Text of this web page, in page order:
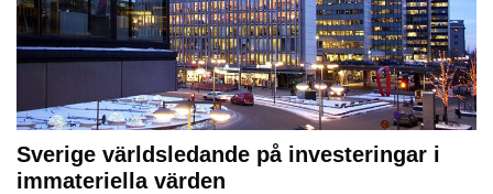
Sverige världsledande på investeringar i
immateriella värden